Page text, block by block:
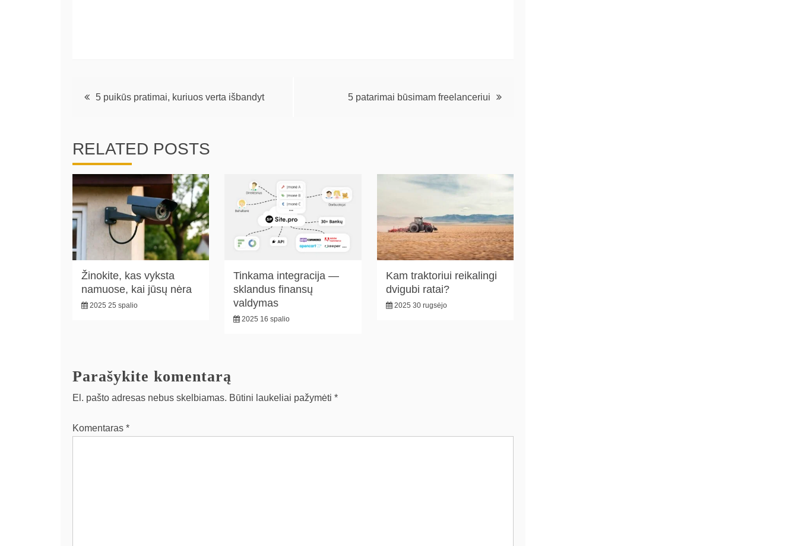
Navigacija
5 puikūs pratimai, kuriuos verta išbandyt 5 patarimai būsimam freelanceriui
RELATED POSTS
Žinokite, kas vyksta
namuose, kai jūsų nėra
2025 25 spalio
Tinkama integracija —
sklandus finansų
valdymas
2025 16 spalio
Kam traktoriui reikalingi
dvigubi ratai?
2025 30 rugsėjo
Parašykite komentarą
El. pašto adresas nebus skelbiamas. Būtini laukeliai pažymėti *
Komentaras *